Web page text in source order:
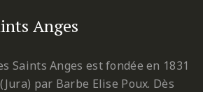
Anges
Saints Anges est fondée en 1831
par Barbe Elise Poux. Dès